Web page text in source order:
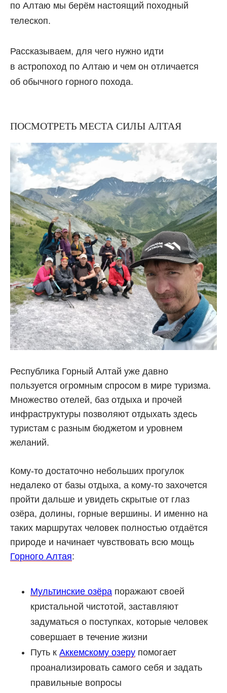
по Алтаю мы берём настоящий походный
телескоп.
Рассказываем, для чего нужно идти
в астропоход по Алтаю и чем он отличается
об обычного горного похода.
ПОСМОТРЕТЬ МЕСТА СИЛЫ АЛТАЯ
Республика Горный Алтай уже давно
пользуется огромным спросом в мире туризма.
Множество отелей, баз отдыха и прочей
инфраструктуры позволяют отдыхать здесь
туристам с разным бюджетом и уровнем
желаний.
Кому-то достаточно небольших прогулок
недалеко от базы отдыха, а кому-то захочется
пройти дальше и увидеть скрытые от глаз
озёра, долины, горные вершины. И именно на
таких маршрутах человек полностью отдаётся
природе и начинает чувствовать всю мощь
Горного Алтая:
Мультинские озёра поражают своей
кристальной чистотой, заставляют
задуматься о поступках, которые человек
совершает в течение жизни
Путь к Аккемскому озеру помогает
проанализировать самого себя и задать
правильные вопросы